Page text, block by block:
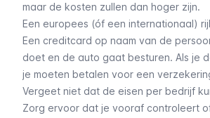
maar de kosten zullen dan hoger zijn.
Een europees (óf een internationaal)
Een creditcard op naam van de
doet en de auto gaat besturen. Als je
je moeten betalen voor een
Vergeet niet dat de eisen per bedrijf
Zorg ervoor dat je vooraf controleert